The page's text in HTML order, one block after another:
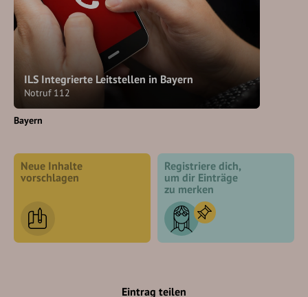
ILS Integrierte Leitstellen in Bayern
Notruf 112
Bayern
Neue Inhalte
vorschlagen
Registriere dich,
um dir Einträge
zu merken
Eintrag teilen